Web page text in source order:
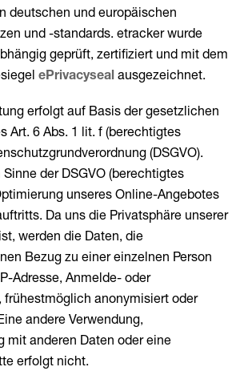
deutschen und europäischen
und -standards. etracker wurde
geprüft, zertifiziert und mit dem
ePrivacyseal ausgezeichnet.
erfolgt auf Basis der gesetzlichen
Art. 6 Abs. 1 lit. f (berechtigtes
(DSGVO).
der DSGVO (berechtigtes
unseres Online-Angebotes
Da uns die Privatsphäre unserer
werden die Daten, die
Bezug zu einer einzelnen Person
Adresse, Anmelde- oder
frühestmöglich anonymisiert oder
andere Verwendung,
mit anderen Daten oder eine
erfolgt nicht.